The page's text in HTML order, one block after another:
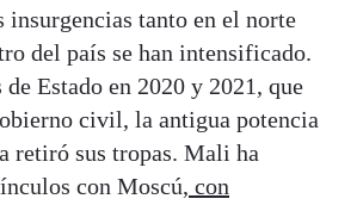
insurgencias tanto en el norte
del país se han intensificado.
de Estado en 2020 y 2021, que
civil, la antigua potencia
retiró sus tropas. Mali ha
con Moscú, con